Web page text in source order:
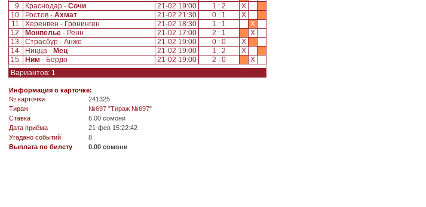
9.
Краснодар - Сочи 21-02 19:00 1 : 2
X
10.
Ростов - Ахмат 21-02 21:30 0 : 1
X
11. Херенвен - Гронинген 21-02 18:30 1 : 1
X
12.
Монпелье - Ренн 21-02 17:00 2 : 1
X
13. Страсбур - Анже 21-02 19:00 0 : 0
X
14.
Ницца - Мец 21-02 19:00 1 : 2
X
15.
Ним - Бордо 21-02 19:00 2 : 0
X
Вариантов: 1
Информация о карточке:
№ карточки
241325
Tираж
№697 "Тираж №697"
Ставка
6.00 сомони
Дата приёма
21-фев 15:22:42
Угадано событий
8
Выплата по билету
0.00 сомони